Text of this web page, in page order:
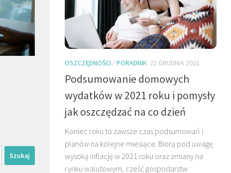
OSZCZĘDNOŚCI /PORADNIK 22 GRUDNIA 2021
Podsumowanie domowych
wydatków w 2021 roku i pomysły
jak oszczędzać na co dzień
Koniec roku to zawsze czas podsumowań i
planów na kolejne miesiące. Biorą pod uwagę
wysoką inflację w 2021 roku oraz zmiany na
rynku walutowym, cześć gospodarstw